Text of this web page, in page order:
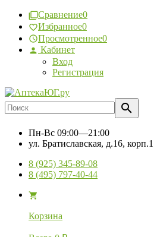
Сравнение0
Избранное0
Просмотренное0
Кабинет
Вход
Регистрация
Пн-Вс 09:00—21:00
ул. Братиславская, д.16, корп.1
8 (925) 345-89-08
8 (495) 797-40-44
Корзина